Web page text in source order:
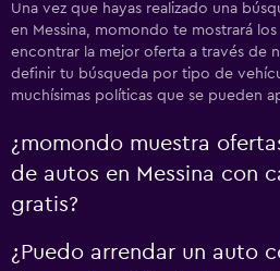
Una vez que hayas realizado una
en Messina, momondo te mostrará
encontrar la mejor oferta a través de
definir tu búsqueda por tipo de
muchísimas políticas que se pueden
¿momondo muestra
de autos en Messina con
gratis?
¿Puedo arrendar un auto